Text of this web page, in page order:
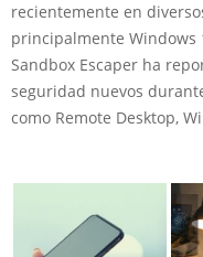
recientemente en
principalmente Windows
Sandbox Escaper ha
seguridad nuevos
como Remote Desktop,